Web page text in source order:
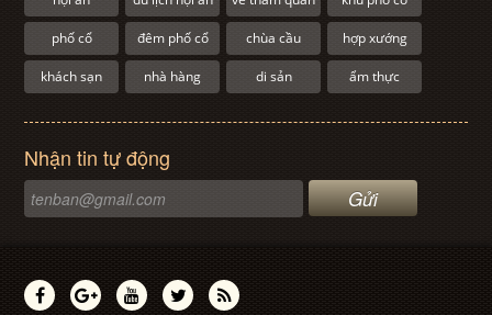
phố cổ đêm phố cổ chùa cầu hợp xướng
khách sạn nhà hàng di sản ẩm thực
Nhận tin tự động